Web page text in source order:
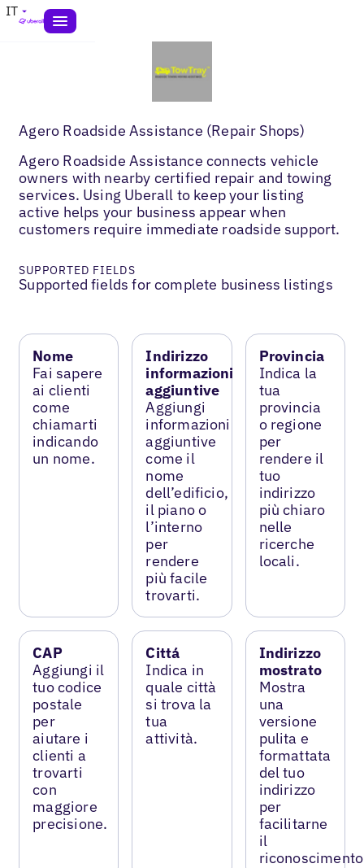
IT
Agero Roadside Assistance (Repair Shops)
Agero Roadside Assistance connects vehicle
owners with nearby certified repair and towing
services. Using Uberall to keep your listing
active helps your business appear when
customers require immediate roadside support.
SUPPORTED FIELDS
Supported fields for complete business listings
Nome
Fai sapere
ai clienti
come
chiamarti
indicando
un nome.
Indirizzo
informazioni
aggiuntive
Aggiungi
informazioni
aggiuntive
come il
nome
dell’edificio,
il piano o
l’interno
per
rendere
più facile
trovarti.
Provincia
Indica la
tua
provincia
o regione
per
rendere il
tuo
indirizzo
più chiaro
nelle
ricerche
locali.
CAP
Aggiungi il
tuo codice
postale
per
aiutare i
clienti a
trovarti
con
maggiore
precisione.
Cittá
Indica in
quale città
si trova la
tua
attività.
Indirizzo
mostrato
Mostra
una
versione
pulita e
formattata
del tuo
indirizzo
per
facilitarne
il